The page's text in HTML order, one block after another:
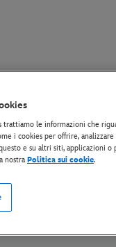
IA - opposizione al data mining
© Disney and its related
trattiamo le informazioni che
i cookies per offrire,
e su altri siti, applicazioni
nostra Politica sui cookie.